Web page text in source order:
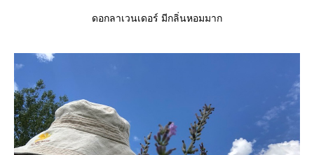
ดอกลาเวนเดอร์ มีกลิ่นหอมมาก